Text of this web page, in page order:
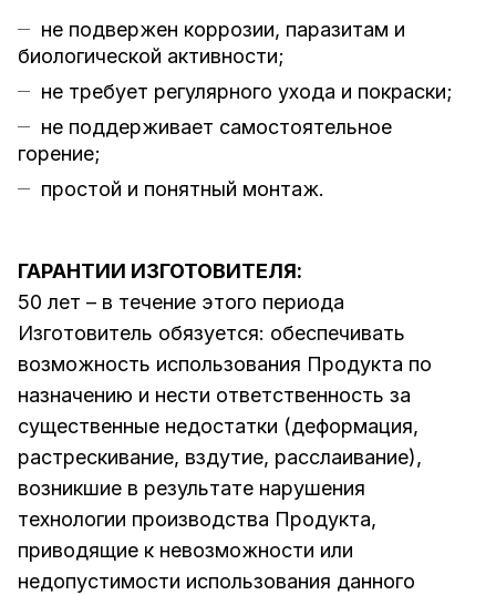
не подвержен коррозии, паразитам и
биологической активности;
не требует регулярного ухода и покраски;
не поддерживает самостоятельное
горение;
простой и понятный монтаж.
ГАРАНТИИ ИЗГОТОВИТЕЛЯ:
50 лет – в течение этого периода
Изготовитель обязуется: обеспечивать
возможность использования Продукта по
назначению и нести ответственность за
существенные недостатки (деформация,
растрескивание, вздутие, расслаивание),
возникшие в результате нарушения
технологии производства Продукта,
приводящие к невозможности или
недопустимости использования данного